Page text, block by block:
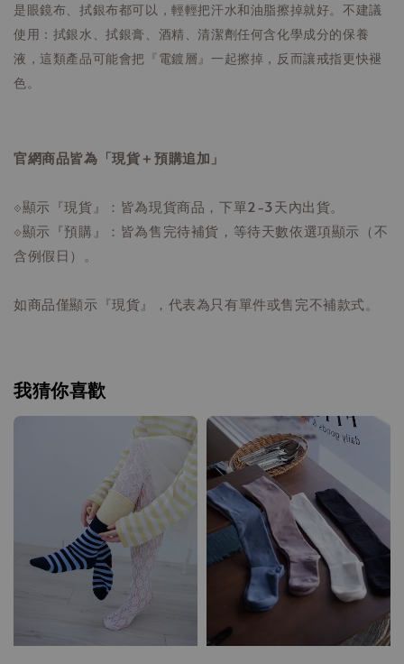
是眼鏡布、拭銀布都可以，輕輕把汗水和油脂擦掉就好。不建議
使用： 拭銀水、拭銀膏、 酒精、清潔劑任何含化學成分的保養
液， 這類產品可能會把『電鍍層』一起擦掉，反而讓戒指更快褪
色。
官網商品皆為「現貨＋預購追加」
⟐顯示『現貨』：皆為現貨商品，下單2-3天內出貨。
⟐顯示『預購』：皆為售完待補貨，等待天數依選項顯示（不
含例假日）。
如商品僅顯示『現貨』，代表為只有單件或售完不補款式。
我猜你喜歡